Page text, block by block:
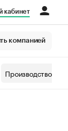
кабинет
компанией
Производство